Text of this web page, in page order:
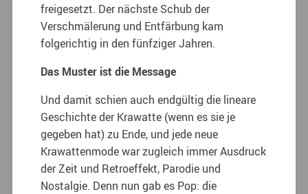
freigesetzt. Der nächste Schub der
Verschmälerung und Entfärbung kam
folgerichtig in den fünfziger Jahren.
Das Muster ist die Message
Und damit schien auch endgültig die lineare
Geschichte der Krawatte (wenn es sie je
gegeben hat) zu Ende, und jede neue
Krawattenmode war zugleich immer Ausdruck
der Zeit und Retroeffekt, Parodie und
Nostalgie. Denn nun gab es Pop: die